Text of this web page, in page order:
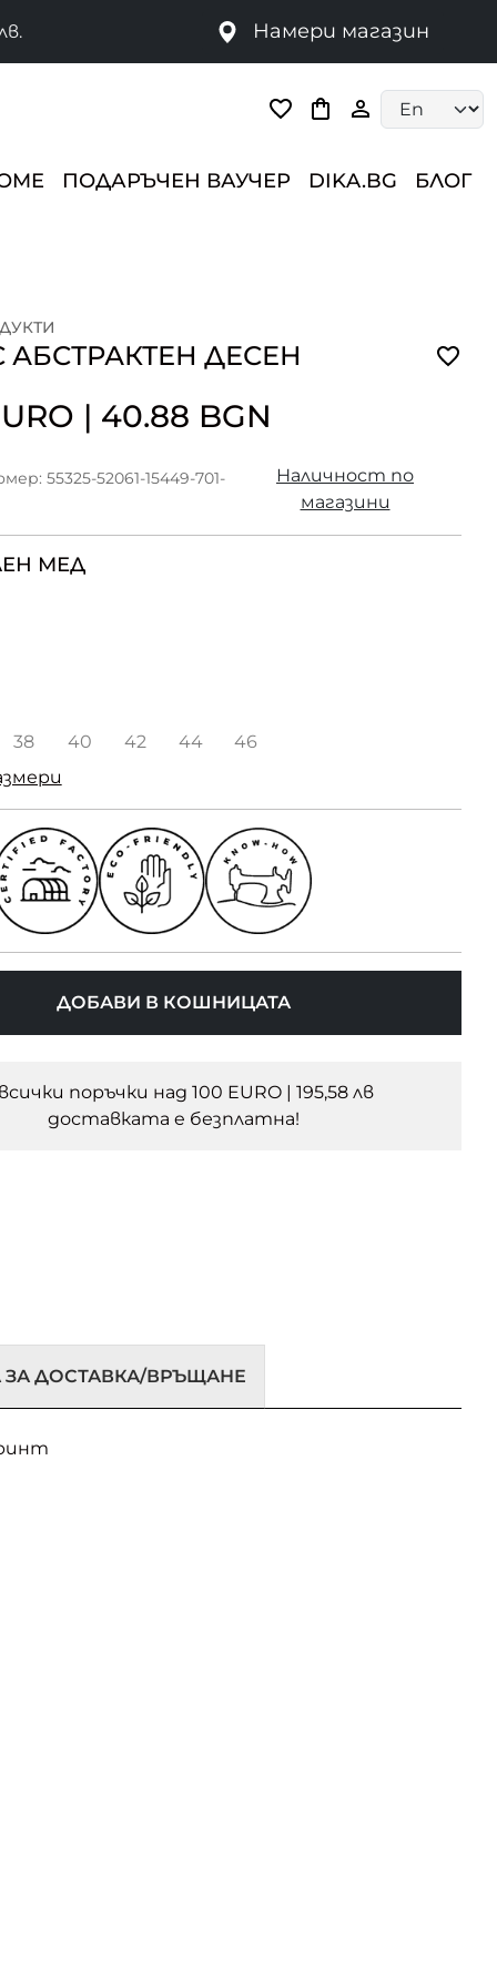
Намери магазин
ПОДАРЪЧЕН ВАУЧЕР DIKA.BG БЛОГ
АБСТРАКТЕН ДЕСЕН
| 40.88 BGN
55325-52061-15449-701-
Наличност по
магазини
МЕД
38 40 42 44
46
ДОБАВИ В КОШНИЦАТА
поръчки над 100 EURO | 195,58 лв
доставката e безплатна!
ЗА ДОСТАВКА/ВРЪЩАНЕ